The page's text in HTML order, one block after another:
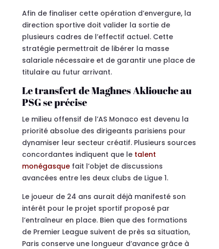
Afin de finaliser cette opération d’envergure, la
direction sportive doit valider la sortie de
plusieurs cadres de l’effectif actuel. Cette
stratégie permettrait de libérer la masse
salariale nécessaire et de garantir une place de
titulaire au futur arrivant.
Le transfert de Maghnes Akliouche au
PSG se précise
Le milieu offensif de l’AS Monaco est devenu la
priorité absolue des dirigeants parisiens pour
dynamiser leur secteur créatif. Plusieurs sources
concordantes indiquent que le talent
monégasquefait l’objet de discussions
avancées entre les deux clubs de Ligue 1.
Le joueur de 24 ans aurait déjà manifesté son
intérêt pour le projet sportif proposé par
l’entraîneur en place. Bien que des formations
de Premier League suivent de près sa situation,
Paris conserve une longueur d’avance grâce à